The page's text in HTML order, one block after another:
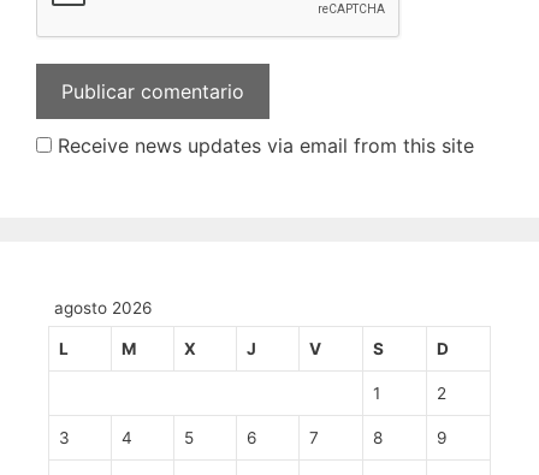
Receive news updates via email from this site
agosto 2026
L M X J V S D
1 2
3 4 5 6 7 8 9